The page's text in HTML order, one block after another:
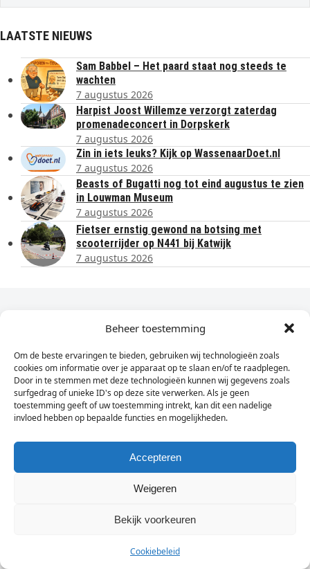
Beheer toestemming
Om de beste ervaringen te bieden, gebruiken wij technologieën zoals
cookies om informatie over je apparaat op te slaan en/of te raadplegen.
Door in te stemmen met deze technologieën kunnen wij gegevens zoals
surfgedrag of unieke ID's op deze site verwerken. Als je geen
toestemming geeft of uw toestemming intrekt, kan dit een nadelige
invloed hebben op bepaalde functies en mogelijkheden.
Accepteren
Weigeren
Bekijk voorkeuren
Cookiebeleid
LAATSTE NIEUWS
Sam Babbel – Het paard staat nog steeds te
wachten
7 augustus 2026
Harpist Joost Willemze verzorgt zaterdag
promenadeconcert in Dorpskerk
7 augustus 2026
Zin in iets leuks? Kijk op WassenaarDoet.nl
7 augustus 2026
Beasts of Bugatti nog tot eind augustus te zien
in Louwman Museum
7 augustus 2026
Fietser ernstig gewond na botsing met
scooterrijder op N441 bij Katwijk
7 augustus 2026
Dagelijks het laatste nieuws in je e-mail?
Vul
hier
je
e-
mailadres
in
Sign Up